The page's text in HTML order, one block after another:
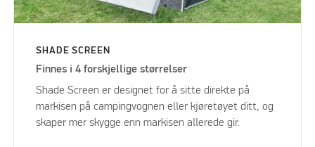
SHADE SCREEN
Finnes i 4 forskjellige størrelser
Shade Screen er designet for å sitte direkte på
markisen på campingvognen eller kjøretøyet ditt, og
skaper mer skygge enn markisen allerede gir.